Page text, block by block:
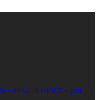
«ЭРА-ГЛОНАСС» для